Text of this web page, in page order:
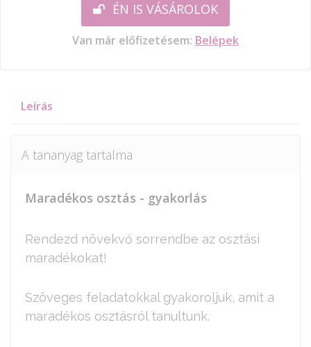
ÉN IS VÁSÁROLOK
Van már előfizetésem: Belépek
Leírás
A tananyag tartalma
Maradékos osztás - gyakorlás
Rendezd növekvő sorrendbe az osztási
maradékokat!
Szöveges feladatokkal gyakoroljuk, amit a
maradékos osztásról tanultunk.